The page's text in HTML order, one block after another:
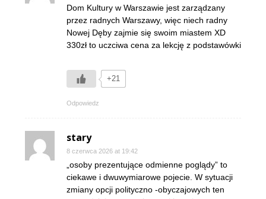
Dom Kultury w Warszawie jest zarządzany
przez radnych Warszawy, więc niech radny
Nowej Dęby zajmie się swoim miastem XD
330zł to uczciwa cena za lekcję z podstawówki
+21
Odpowiedz
stary
8 czerwca 2026 at 19:42
„osoby prezentujące odmienne poglądy” to
ciekawe i dwuwymiarowe pojecie. W sytuacji
zmiany opcji polityczno -obyczajowych ten